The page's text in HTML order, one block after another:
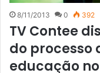
8/11/2013 0 392
TV Contee
do processo
educação